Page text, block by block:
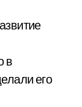
в
его